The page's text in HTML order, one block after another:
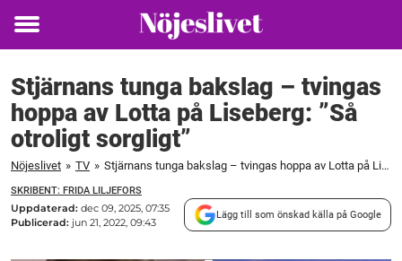
Toggle
Stjärnans tunga bakslag – tvingas
hoppa av Lotta på Liseberg: ”Så
otroligt sorgligt”
Nöjeslivet » TV » Stjärnans tunga bakslag – tvingas hoppa av Lotta på Liseberg: "Så otroligt sorgligt"
SKRIBENT: FRIDA LILJEFORS
Uppdaterad: dec 09, 2025, 07:35
Publicerad: jun 21, 2022, 09:43
Lägg till som önskad källa på Google